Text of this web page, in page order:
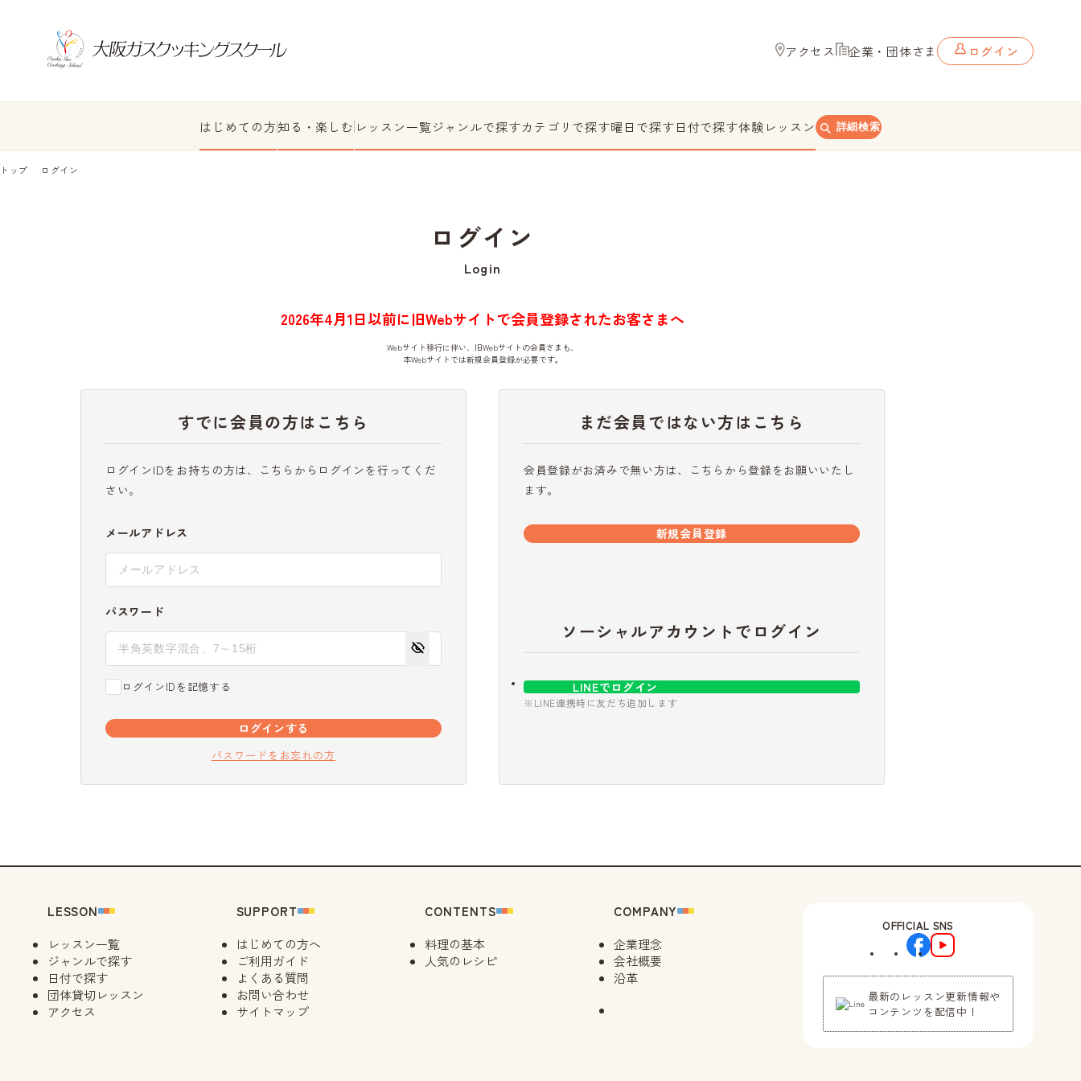
アクセス 企業・団体さま ログイン
はじめての方知る・楽しむ レッスン一覧ジャンルで探すカテゴリで探す曜日で探す日付で探す体験レッスン 詳細検索
トップ ログイン
ログイン
Login
2026年4月1日以前に旧Webサイトで会員登録されたお客さまへ
Webサイト移行に伴い、旧Webサイトの会員さまも、
本Webサイトでは新規会員登録が必要です。
すでに会員の方はこちら
ログインIDをお持ちの方は、こちらからログインを行ってくだ
さい。
メールアドレス
パスワード
ログインIDを記憶する
ログインする
パスワードをお忘れの方
まだ会員ではない方はこちら
会員登録がお済みで無い方は、こちらから登録をお願いいたし
ます。
新規会員登録
ソーシャルアカウントでログイン
LINEでログイン
※LINE連携時に友だち追加します
LESSON
レッスン一覧
ジャンルで探す
日付で探す
団体貸切レッスン
アクセス
SUPPORT
はじめての方へ
ご利用ガイド
よくある質問
お問い合わせ
サイトマップ
CONTENTS
料理の基本
人気のレシピ
COMPANY
企業理念
会社概要
沿革
OFFICIAL SNS
最新のレッスン更新情報や
コンテンツを配信中！